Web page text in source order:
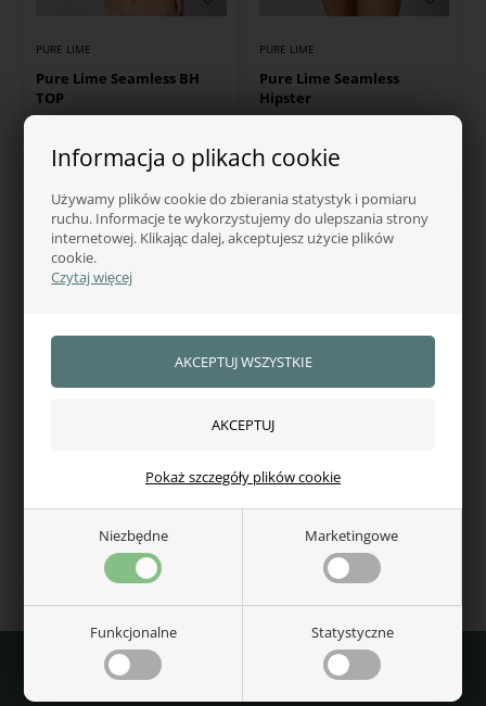
Informacja o plikach cookie
Używamy plików cookie do zbierania statystyk i pomiaru
ruchu. Informacje te wykorzystujemy do ulepszania strony
internetowej. Klikając dalej, akceptujesz użycie plików
cookie.
Czytaj więcej
Niezbędne Marketingowe
Funkcjonalne Statystyczne
Pokaż szczegóły plików cookie
PURE LIME
Pure Lime Seamless BH
TOP
W magazynie — wysyłka od ręki
PURE LIME
Pure Lime Seamless
Hipster
200,00zł
W magazynie — wysyłka od ręki